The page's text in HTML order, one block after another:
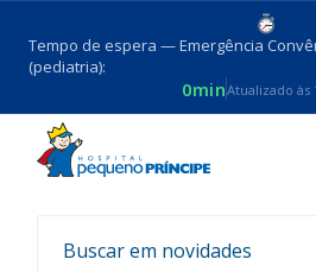
Tempo de espera — Emergência
(pediatria):
0minAtualizado às
Voltar
Notícias